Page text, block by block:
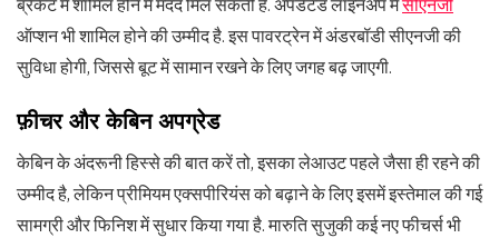
ब्रैकेट में शामिल होने में मदद मिल सकती है. अपडेटेड लाइनअप मेंसीएनजी
ऑप्शन भी शामिल होने की उम्मीद है. इस पावरट्रेन में अंडरबॉडी सीएनजी की
सुविधा होगी, जिससे बूट में सामान रखने के लिए जगह बढ़ जाएगी.
फ़ीचर और केबिन अपग्रेड
केबिन के अंदरूनी हिस्से की बात करें तो, इसका लेआउट पहले जैसा ही रहने की
उम्मीद है, लेकिन प्रीमियम एक्सपीरियंस को बढ़ाने के लिए इसमें इस्तेमाल की गई
सामग्री और फिनिश में सुधार किया गया है. मारुति सुजुकी कई नए फीचर्स भी